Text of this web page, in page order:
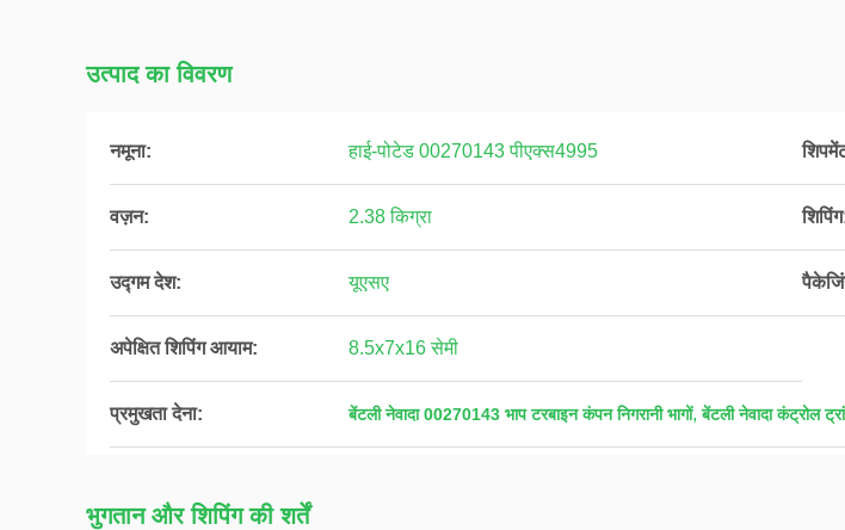
उत्पाद का विवरण
नमूना: हाई-पोटेड 00270143 पीएक्स4995
वज़न: 2.38 किग्रा
उद्गम देश: यूएसए
अपेक्षित शिपिंग आयाम: 8.5x7x16 सेमी
प्रमुखता देना: बेंटली नेवादा 00270143 भाप टरबाइन कंपन निगरानी भागों,बेंटली नेवादा कंट्रोल
भुगतान और शिपिंग की शर्तें